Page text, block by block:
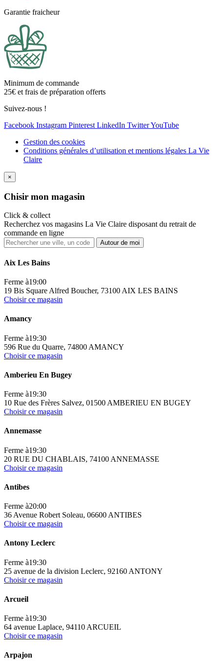
Garantie fraicheur
Minimum de commande
25€ et frais de préparation offerts
Suivez-nous !
Facebook Instagram Pinterest LinkedIn TwitterYouTube
Gestion des cookies
Conditions générales d’utilisation et mentions légales La Vie
Claire
×
Chisir mon magasin
Click & collect
Recherchez vos magasins La Vie Claire disposant du retrait de
commande en ligne
Autour de moi
Aix Les Bains
Ferme à19:00
19 Bis Square Alfred Boucher, 73100 AIX LES BAINS
Choisir ce magasin
Amancy
Ferme à19:30
596 Rue du Quarre, 74800 AMANCY
Choisir ce magasin
Amberieu En Bugey
Ferme à19:30
10 Rue des Frères Salvez, 01500 AMBERIEU EN BUGEY
Choisir ce magasin
Annemasse
Ferme à19:30
20 RUE DU CHABLAIS, 74100 ANNEMASSE
Choisir ce magasin
Antibes
Ferme à20:00
36 Avenue Robert Soleau, 06600 ANTIBES
Choisir ce magasin
Antony Leclerc
Ferme à19:30
25 avenue de la division Leclerc, 92160 ANTONY
Choisir ce magasin
Arcueil
Ferme à19:30
64 avenue Laplace, 94110 ARCUEIL
Choisir ce magasin
Arpajon